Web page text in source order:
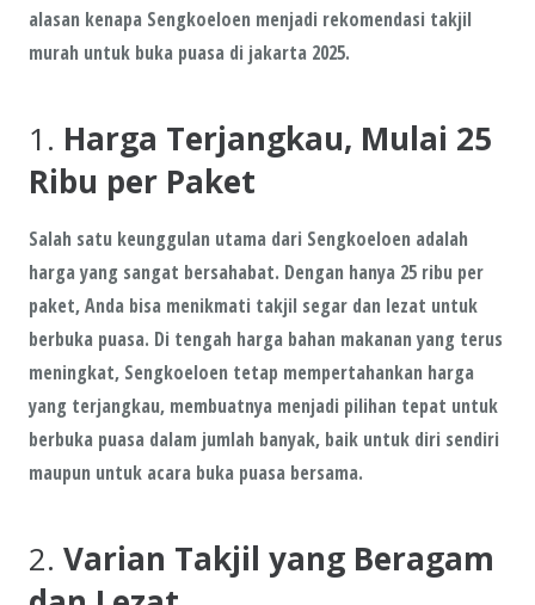
alasan kenapa Sengkoeloen menjadi rekomendasi takjil
murah untuk buka puasa di jakarta 2025.
1. Harga Terjangkau, Mulai 25
Ribu per Paket
Salah satu keunggulan utama dari Sengkoeloen adalah
harga yang sangat bersahabat. Dengan hanya 25 ribu per
paket, Anda bisa menikmati takjil segar dan lezat untuk
berbuka puasa. Di tengah harga bahan makanan yang terus
meningkat, Sengkoeloen tetap mempertahankan harga
yang terjangkau, membuatnya menjadi pilihan tepat untuk
berbuka puasa dalam jumlah banyak, baik untuk diri sendiri
maupun untuk acara buka puasa bersama.
2. Varian Takjil yang Beragam